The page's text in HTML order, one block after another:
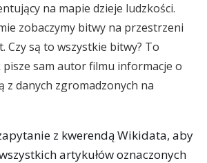
na mapie dzieje ludzkości.
zobaczymy bitwy na przestrzeni
Czy są to wszystkie bitwy? To
pisze sam autor filmu informacje o
z danych zgromadzonych na
z kwerendą Wikidata, aby
artykułów oznaczonych